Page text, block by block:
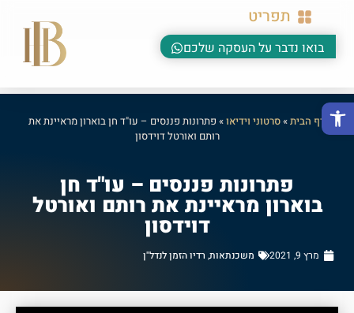
פתח סרגל נגישות
תפריט
בואו נדבר על העסקה שלכם
דף הבית»סרטוני וידיאו» פתרונות פננסים – עו"ד חן בוארון מראיינת את
רותם ואורטל דוידסון
פתרונות פננסים – עו"ד חן
בוארון מראיינת את רותם ואורטל
דוידסון
מרץ 9, 2021 משכנתאות, רדיו הזמן לנדל"ן